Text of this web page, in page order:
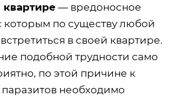
— вредоносное
которым по существу любой
в своей квартире.
подобной трудности само
по этой причине к
необходимо